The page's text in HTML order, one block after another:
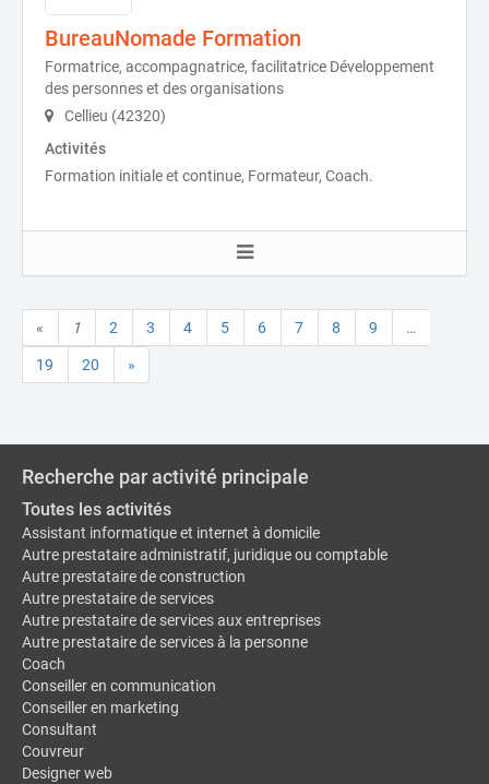
BureauNomade Formation
Formatrice, accompagnatrice, facilitatrice Développement
des personnes et des organisations
Cellieu (42320)
Activités
Formation initiale et continue, Formateur, Coach.
« 1 2 3 4 5 6 7 8 9 …
19 20 »
Recherche par activité principale
Toutes les activités
Assistant informatique et internet à domicile
Autre prestataire administratif, juridique ou comptable
Autre prestataire de construction
Autre prestataire de services
Autre prestataire de services aux entreprises
Autre prestataire de services à la personne
Coach
Conseiller en communication
Conseiller en marketing
Consultant
Couvreur
Designer web